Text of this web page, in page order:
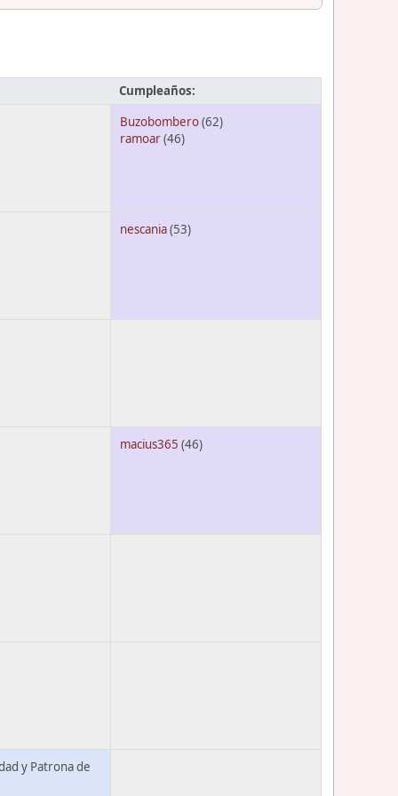
Cumpleaños:
Buzobombero(62)
ramoar(46)
nescania(53)
macius365 (46)
y Patrona de